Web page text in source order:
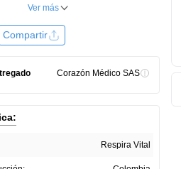
y la e
Ver más
Compartir
Corazón Médico SAS
Respira Vital